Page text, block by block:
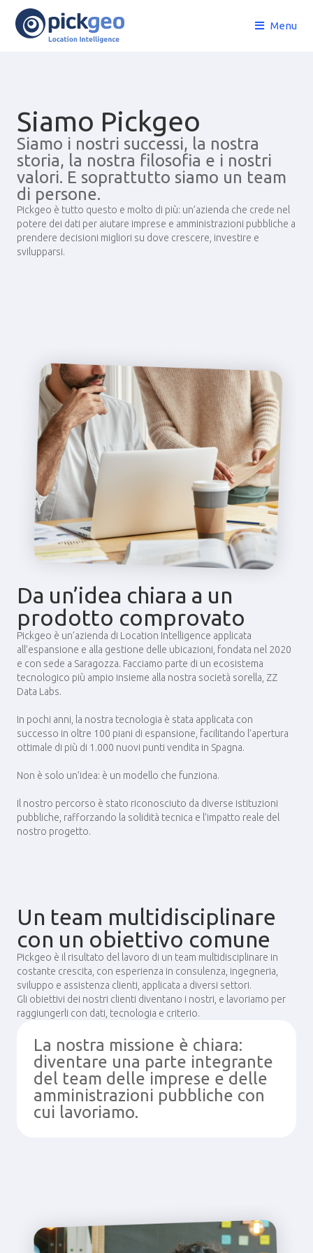
Menu
Siamo Pickgeo
Siamo i nostri successi, la nostra
storia, la nostra filosofia e i nostri
valori. E soprattutto siamo un team
di persone.
Pickgeo è tutto questo e molto di più: un’azienda che crede nel
potere dei dati per aiutare imprese e amministrazioni pubbliche a
prendere decisioni migliori su dove crescere, investire e
svilupparsi.
Da un’idea chiara a un
prodotto comprovato
Pickgeo è un’azienda di Location Intelligence applicata
all’espansione e alla gestione delle ubicazioni, fondata nel 2020
e con sede a Saragozza. Facciamo parte di un ecosistema
tecnologico più ampio insieme alla nostra società sorella, ZZ
Data Labs.
In pochi anni, la nostra tecnologia è stata applicata con
successo in oltre 100 piani di espansione, facilitando l’apertura
ottimale di più di 1.000 nuovi punti vendita in Spagna.
Non è solo un’idea: è un modello che funziona.
Il nostro percorso è stato riconosciuto da diverse istituzioni
pubbliche, rafforzando la solidità tecnica e l’impatto reale del
nostro progetto.
Un team multidisciplinare
con un obiettivo comune
Pickgeo è il risultato del lavoro di un team multidisciplinare in
costante crescita, con esperienza in consulenza, ingegneria,
sviluppo e assistenza clienti, applicata a diversi settori.
Gli obiettivi dei nostri clienti diventano i nostri, e lavoriamo per
raggiungerli con dati, tecnologia e criterio.
La nostra missione è chiara:
diventare una parte integrante
del team delle imprese e delle
amministrazioni pubbliche con
cui lavoriamo.